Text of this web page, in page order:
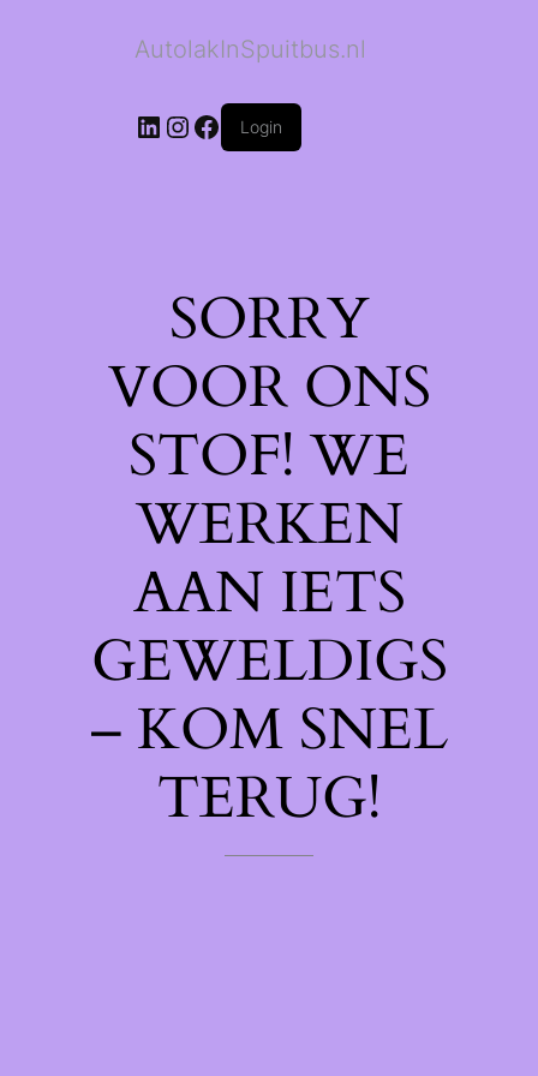
AutolakInSpuitbus.nl
LinkedIn
Instagram
Facebook
Login
SORRY
VOOR ONS
STOF! WE
WERKEN
AAN IETS
GEWELDIGS
– KOM SNEL
TERUG!